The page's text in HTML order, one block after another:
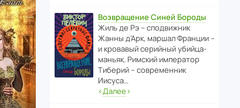
Возвращение Синей Бороды
Жиль де Рэ – спод­ви­жник
Жанны д’Арк, маршал Франции –
и кровавый серийный убийца-
маньяк. Римский импе­ратор
Тиберий – совре­менник
Иисуса…
‹Далее›